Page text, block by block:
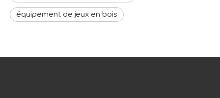
équipement de jeux en bois